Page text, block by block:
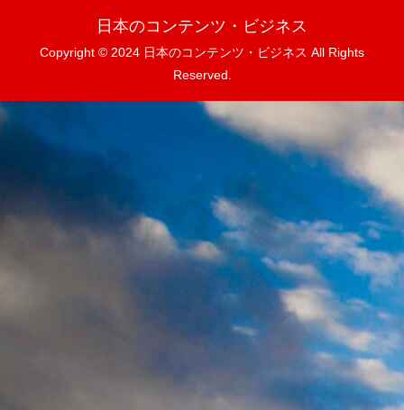
日本のコンテンツ・ビジネス
Copyright © 2024 日本のコンテンツ・ビジネス All Rights
Reserved.